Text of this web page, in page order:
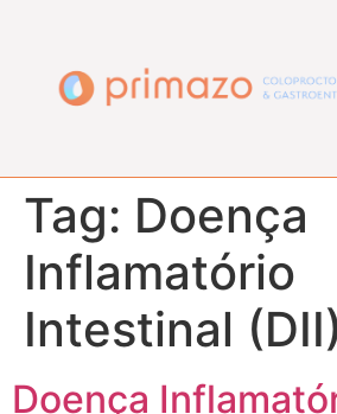
Tag: Doença
Inflamatório
Intestinal (DII)
Doença